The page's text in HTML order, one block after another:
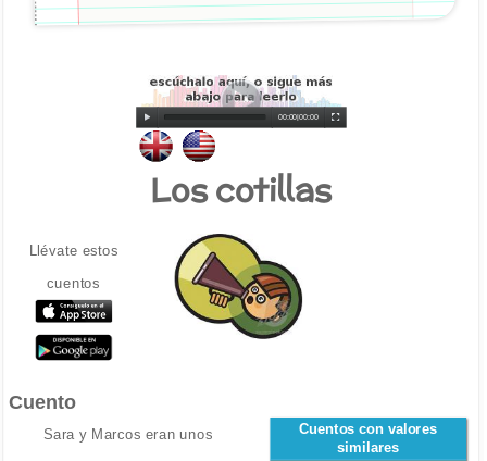
00:00|00:00
Los cotillas
Llévate estos
cuentos
Cuento
Cuentos con valores
similares
Sara y Marcos eran unos